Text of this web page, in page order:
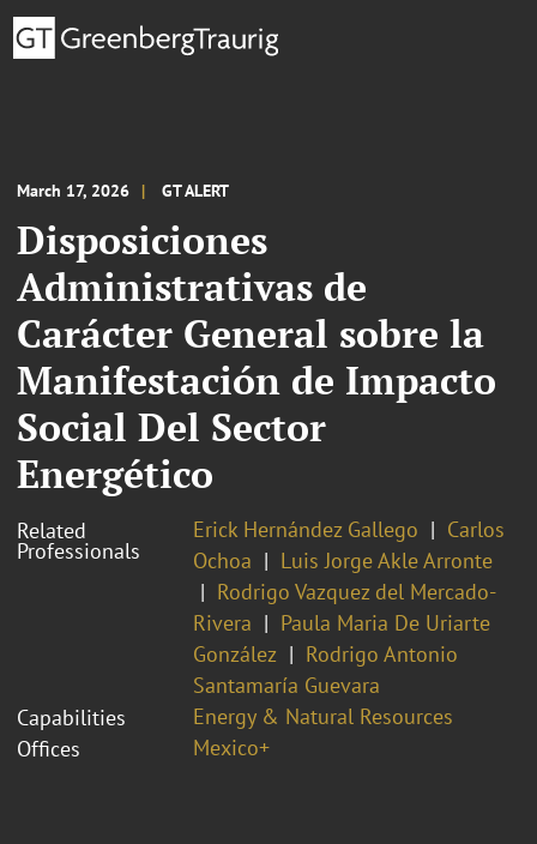
March 17, 2026 GT ALERT
Disposiciones
Administrativas de
Carácter General sobre la
Manifestación de Impacto
Social Del Sector
Energético
Related
Professionals
Erick Hernández Gallego
Carlos
Ochoa
Luis Jorge Akle Arronte
Rodrigo Vazquez del Mercado-
Rivera
Paula Maria De Uriarte
González
Rodrigo Antonio
Santamaría Guevara
Capabilities
Energy & Natural Resources
Offices
Mexico+